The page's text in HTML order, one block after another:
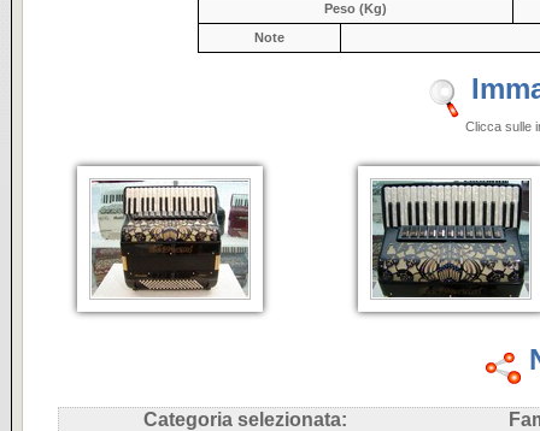
Peso (Kg)
Note
Clicca sulle
Categoria selezionata: